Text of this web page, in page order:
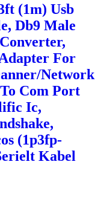
(1m) Usb
Db9 Male
For
Network
Com Port
Ic,
(1p3fp-
Kabel